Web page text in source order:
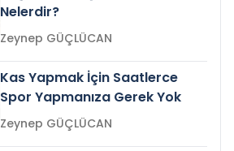
Nelerdir?
Zeynep GÜÇLÜCAN
Kas Yapmak İçin Saatlerce
Spor Yapmanıza Gerek Yok
Zeynep GÜÇLÜCAN